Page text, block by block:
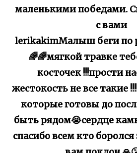
маленькими победами.
с вами
lerikakimМалыш беги по
🌈🌈мягкой травке
косточек !!!прости
жестокость не все такие
которые готовы до
быть рядом😭сердце
спасибо всем кто боролся